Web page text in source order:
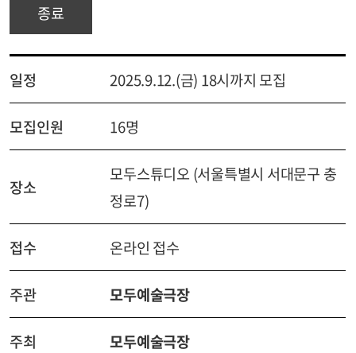
종료
일정 2025.9.12.(금) 18시까지 모집
모집인원 16명
장소
모두스튜디오 (서울특별시 서대문구 충
정로7)
접수 온라인 접수
주관 모두예술극장
주최 모두예술극장